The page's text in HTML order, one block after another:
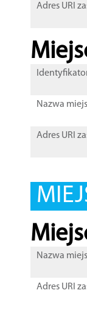
Adres URI
Nazwa
Adres URI
Nazwa
Adres URI